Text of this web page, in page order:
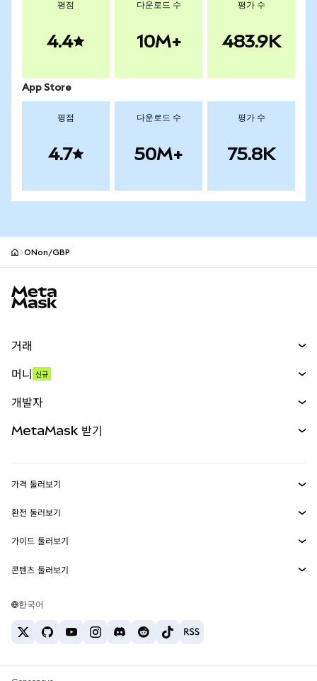
평점
4.4
다운로드 수
10M+
평가 수
483.9K
App Store
평점
4.7
다운로드 수
50M+
평가 수
75.8K
ONon/GBP
거래
무기한 선물
실물자산
머니 신규
개발자
MetaMask Connect
Snaps
웹3 서비스
MetaMask 받기
보안
고객 지원
채용
가격 둘러보기
이더리움 가격
솔라나 가격
테더 가격
환전 둘러보기
ETH를 USD로 환전
USDT를 INR로 환전
BTC를 INR로 환전
ETH를 USDT로 환전
가이드 둘러보기
ETH 매수
USDT 매수
콘텐츠 둘러보기
솔라나 지갑
한국어